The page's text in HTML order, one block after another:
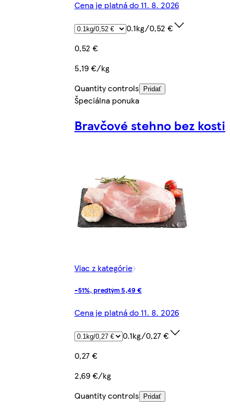
Cena je platná do 11. 8. 2026
0.1kg/0,52 €
0,52 €
5,19 €/kg
Quantity controls
Pridať
Špeciálna ponuka
Bravčové stehno bez kosti
Viac z kategórie
-51%, predtým 5,49 €
Cena je platná do 11. 8. 2026
0.1kg/0,27 €
0,27 €
2,69 €/kg
Quantity controls
Pridať